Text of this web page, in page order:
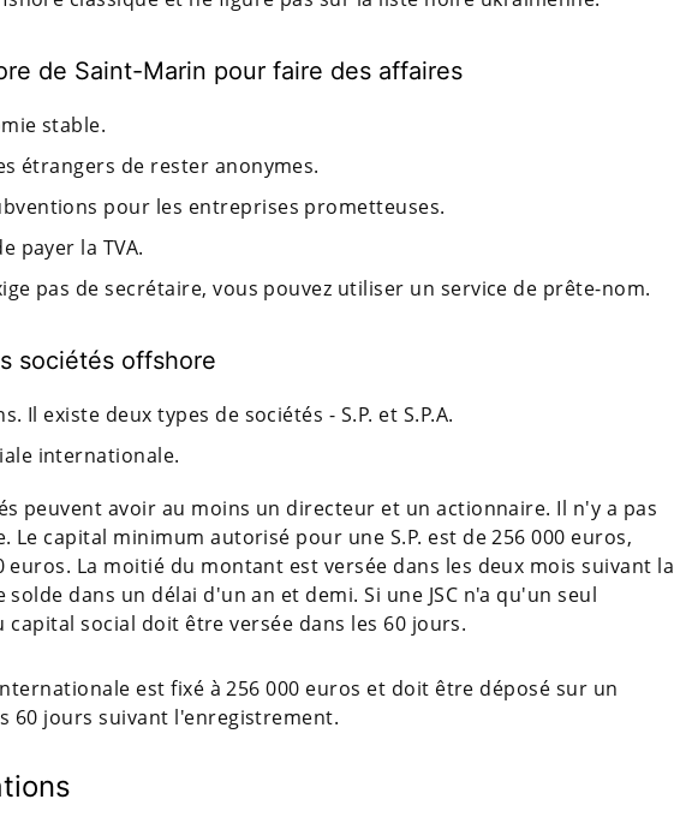
de Saint-Marin pour faire des affaires
stable.
étrangers de rester anonymes.
pour les entreprises prometteuses.
payer la TVA.
pas de secrétaire, vous pouvez utiliser un service de prête-nom.
sociétés offshore
Il existe deux types de sociétés - S.P. et S.P.A.
internationale.
peuvent avoir au moins un directeur et un actionnaire. Il n'y a pas
Le capital minimum autorisé pour une S.P. est de 256 000 euros,
euros. La moitié du montant est versée dans les deux mois suivant la
dans un délai d'un an et demi. Si une JSC n'a qu'un seul
social doit être versée dans les 60 jours.
est fixé à 256 000 euros et doit être déposé sur un
60 jours suivant l'enregistrement.